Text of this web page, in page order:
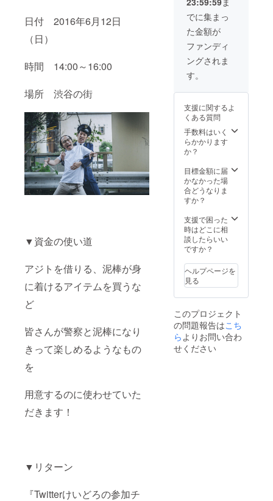
日付 2016年6月12日
（日）
時間 14:00～16:00
場所 渋谷の街
▼資金の使い道
アジトを借りる、泥棒が身
に着けるアイテムを買うな
ど
皆さんが警察と泥棒になり
きって楽しめるようなもの
を
用意するのに使わせていた
だきます！
▼リターン
『Twitterけいどろの参加チ
でに集まっ
た金額が
ファンディ
ングされま
す。
支援に関するよ
くある質問
手数料はいく
らかかります
か？
目標金額に届
かなかった場
合どうなりま
すか？
支援で困った
時はどこに相
談したらいい
ですか？
ヘルプページを
見る
このプロジェクト
の問題報告はこち
らよりお問い合わ
せください